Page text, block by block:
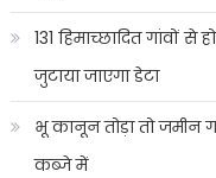
131 हिमाच्छादित गांवों
जुटाया जाएगा डेटा
भू कानून तोड़ा तो जमीन
कब्जे में